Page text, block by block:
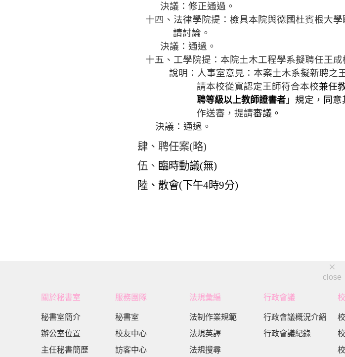
決議：修正通過。
十四、法律學院提：檢具本院與德國杜賓根大
請討論。
決議： 通過。
十五、工學院提 ： 本院土木工程學系擬聘任王
說明：人事室意見：本案土木系擬新聘之
請本校從寬認定王師符合本校兼任
聘等級以上教師證書者 」規定 ，同意
作送審，提請審議。
決議： 通過。
肆、聘任案(略)
伍 、 臨時動議(無)
陸、散會(下午4時9分)
close
關於秘書室
秘書室簡介
辦公室位置
主任秘書簡歷
服務團隊
秘書室
校友中心
訪客中心
法規彙編
法制作業規範
法規英譯
法規搜尋
行政會議
行政會議概況介紹
行政會議紀錄